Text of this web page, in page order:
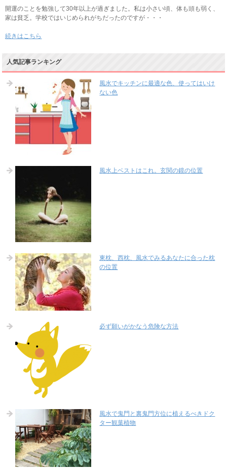
開運のことを勉強して30年以上が過ぎました。私は小さい頃、体も頭も弱く、
家は貧乏。学校ではいじめられがちだったのですが・・・
続きはこちら
人気記事ランキング
風水でキッチンに最適な色、使ってはいけ
ない色
風水上ベストはこれ。玄関の鏡の位置
東枕、西枕、風水でみるあなたに合った枕
の位置
必ず願いがかなう危険な方法
風水で鬼門と裏鬼門方位に植えるべきドク
ター観葉植物